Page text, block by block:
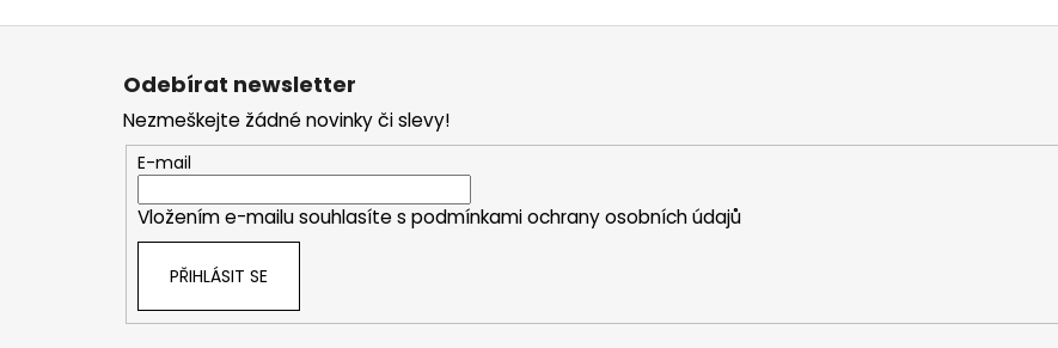
Z
Odebírat newsletter
Nezmeškejte žádné novinky či slevy!
E-mail
Vložením e-mailu souhlasíte s podmínkami ochrany osobních údajů
PŘIHLÁSIT SE